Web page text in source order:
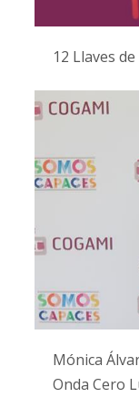
12 Llaves
Mónica
Onda Cero